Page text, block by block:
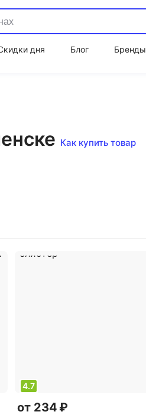
дня Блог Бренды
Как купить товар
4.7
от 234 ₽